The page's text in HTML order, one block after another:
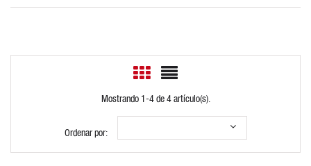
Mostrando 1-4 de 4 artículo(s).
Ordenar por: